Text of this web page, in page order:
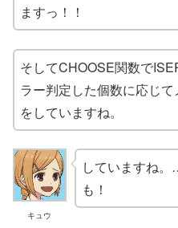
ますっ！！
そしてCHOOSE関数で
ラー判定した個数に応じ
をしていますね。
キュウ
していますね
も！